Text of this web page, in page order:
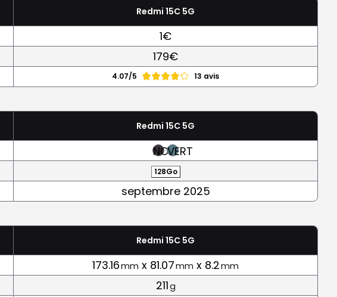
Redmi 15C 5G
1€
179€
4.07/5 13 avis
Redmi 15C 5G
NOIRVERT
128Go
septembre 2025
Redmi 15C 5G
173.16mm x 81.07mm x 8.2mm
211g